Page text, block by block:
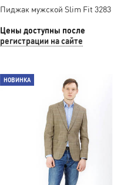
Пиджак мужской Slim Fit 3283
Цены доступны после
регистрации на сайте
НОВИНКА